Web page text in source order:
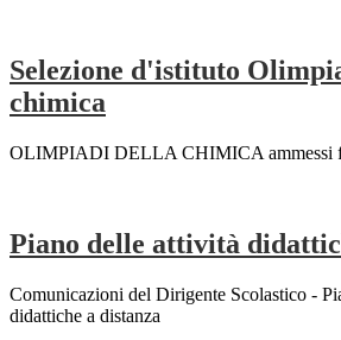
Selezione d'istituto
chimica
OLIMPIADI DELLA CHIMICA ammessi
Piano delle attività
Comunicazioni del Dirigente Scolastico -
didattiche a distanza